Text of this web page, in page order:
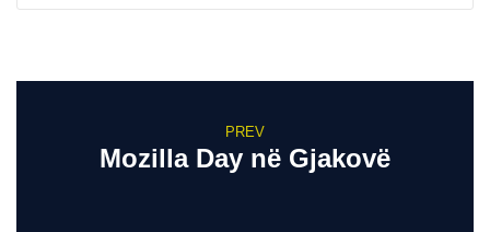
PREV
Mozilla Day në Gjakovë